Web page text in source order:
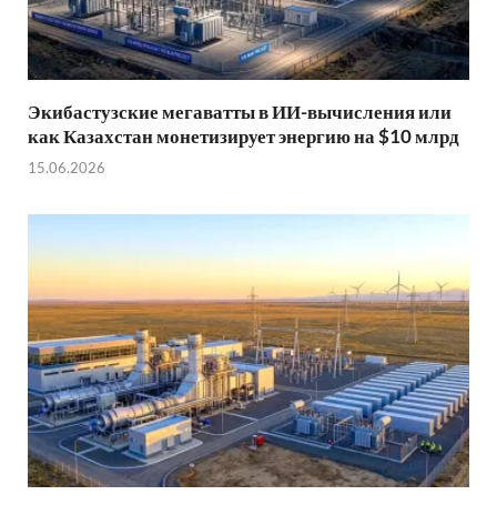
Экибастузские мегаватты в ИИ-вычисления или
как Казахстан монетизирует энергию на $10 млрд
15.06.2026